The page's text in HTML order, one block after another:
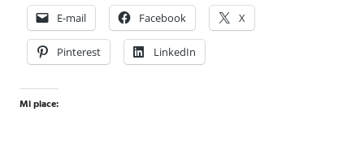
E-mail Facebook X
Pinterest LinkedIn
Mi piace: